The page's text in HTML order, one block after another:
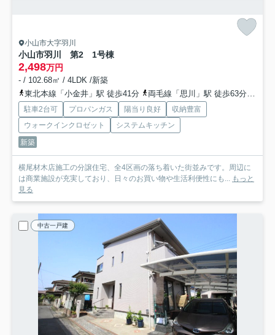
小山市大字羽川
小山市羽川 第2 1号棟
2,498万円
- / 102.68㎡ / 4LDK /新築
東北本線「小金井」駅 徒歩41分
両毛線「思川」駅 徒歩63分
駐車2台可 プロパンガス 陽当り良好
収納豊富
ウォークインクロゼット
システムキッチン
新築
横尾材木店施工の分譲住宅、全4区画の落ち着いた街並みです。周辺に
は商業施設が充実しており、日々のお買い物や生活利便性にも... もっと
見る
中古一戸建